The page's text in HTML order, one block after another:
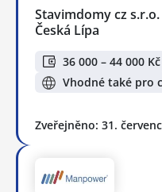
Stavimdomy cz s.r.o.
Česká Lípa
36 000 – 44 000 Kč
Vhodné také pro
Zveřejněno: 31.